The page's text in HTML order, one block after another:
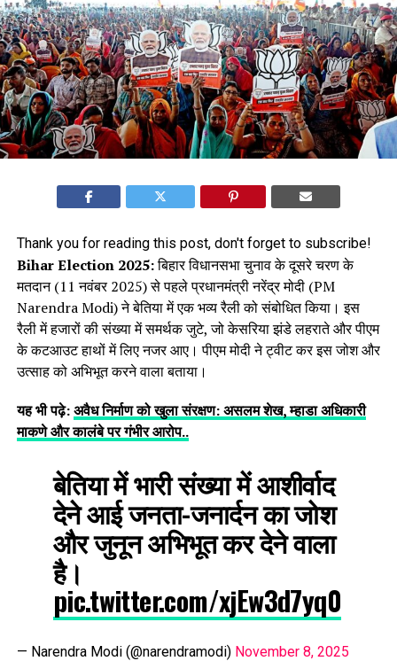
Thank you for reading this post, don't forget to subscribe!
Bihar Election 2025:बिहार विधानसभा चुनाव के दूसरे चरण के
मतदान (11 नवंबर 2025) से पहले प्रधानमंत्री नरेंद्र मोदी (PM
Narendra Modi) ने बेतिया में एक भव्य रैली को संबोधित किया। इस
रैली में हजारों की संख्या में समर्थक जुटे, जो केसरिया झंडे लहराते और पीएम
के कटआउट हाथों में लिए नजर आए। पीएम मोदी ने ट्वीट कर इस जोश और
उत्साह को अभिभूत करने वाला बताया।
यह भी पढ़े:अवैध निर्माण को खुला संरक्षण: असलम शेख, म्हाडा अधिकारी
माकणे और कालंबे पर गंभीर आरोप..
बेतिया में भारी संख्या में आशीर्वाद
देने आई जनता-जनार्दन का जोश
और जुनून अभिभूत कर देने वाला
है।
pic.twitter.com/xjEw3d7yq0
— Narendra Modi (@narendramodi) November 8, 2025